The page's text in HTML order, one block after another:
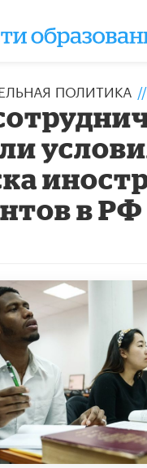
ПОЛИТИКА //
в РФ